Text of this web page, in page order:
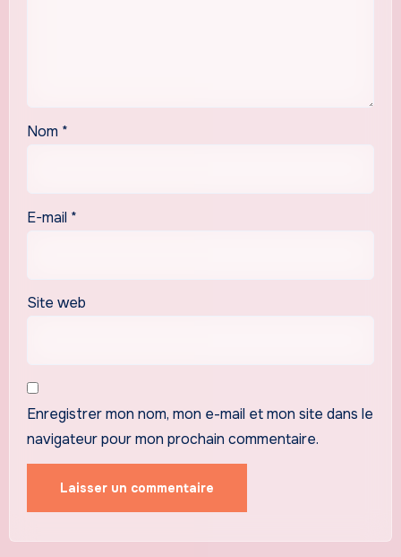
Nom *
E-mail *
Site web
Enregistrer mon nom, mon e-mail et mon site dans le
navigateur pour mon prochain commentaire.